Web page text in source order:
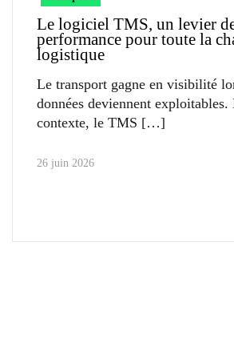
Le logiciel TMS, un levier
performance pour toute la
logistique
Le transport gagne en visibilité
données deviennent exploitables.
contexte, le TMS
26 juin 2026